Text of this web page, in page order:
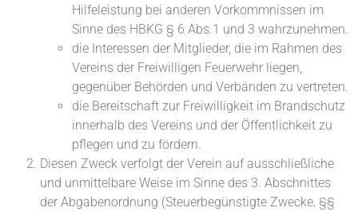
Hilfeleistung bei anderen Vorkommnissen im
Sinne des HBKG § 6 Abs.1 und 3 wahrzunehmen.
die Interessen der Mitglieder, die im Rahmen des
Vereins der Freiwilligen Feuerwehr liegen,
gegenüber Behörden und Verbänden zu vertreten.
die Bereitschaft zur Freiwilligkeit im Brandschutz
innerhalb des Vereins und der Öffentlichkeit zu
pflegen und zu fördern.
Diesen Zweck verfolgt der Verein auf ausschließliche
und unmittelbare Weise im Sinne des 3. Abschnittes
der Abgabenordnung (Steuerbegünstigte Zwecke‚ §§